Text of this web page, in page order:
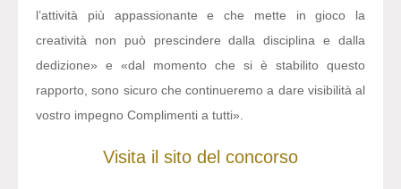
l’attività più appassionante e che mette in gioco la
creatività non può prescindere dalla disciplina e dalla
dedizione» e «dal momento che si è stabilito questo
rapporto, sono sicuro che continueremo a dare visibilità al
vostro impegno Complimenti a tutti».
Visita il sito del concorso